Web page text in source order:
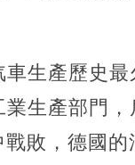
生產歷史
生產部門
敗，德國